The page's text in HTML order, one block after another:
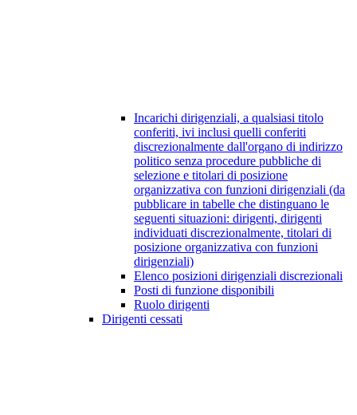
Incarichi dirigenziali, a qualsiasi titolo
conferiti, ivi inclusi quelli conferiti
discrezionalmente dall'organo di indirizzo
politico senza procedure pubbliche di
selezione e titolari di posizione
organizzativa con funzioni dirigenziali (da
pubblicare in tabelle che distinguano le
seguenti situazioni: dirigenti, dirigenti
individuati discrezionalmente, titolari di
posizione organizzativa con funzioni
dirigenziali)
Elenco posizioni dirigenziali discrezionali
Posti di funzione disponibili
Ruolo dirigenti
Dirigenti cessati